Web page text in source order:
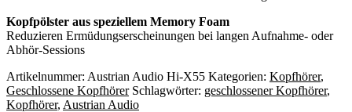
Kopfpölster aus speziellem Memory Foam
Reduzieren Ermüdungserscheinungen bei langen Aufnahme- oder
Abhör-Sessions
Artikelnummer: Austrian Audio Hi-X55 Kategorien: Kopfhörer,
Geschlossene Kopfhörer Schlagwörter: geschlossener Kopfhörer,
Kopfhörer, Austrian Audio